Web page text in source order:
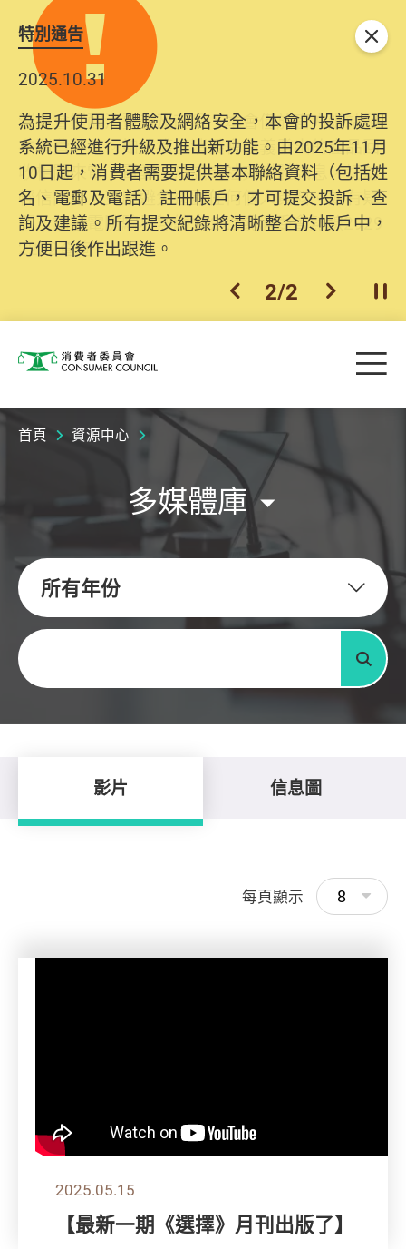
特別通告
2025.10.31
為提升使用者體驗及網絡安全，本會的投訴處理
系統已經進行升級及推出新功能。由2025年11月
10日起，消費者需要提供基本聯絡資料（包括姓
名、電郵及電話）註冊帳戶，才可提交投訴、查
詢及建議。所有提交紀錄將清晰整合於帳戶中，
方便日後作出跟進。
上一個
2/2 下一個開
關閉
消費者委員會 目
首頁 資源中心
多媒體庫
所有年份
關鍵字
搜尋
影片 信息圖
每頁顯示 8
2025.05.15
【最新一期《選擇》月刊出版了】